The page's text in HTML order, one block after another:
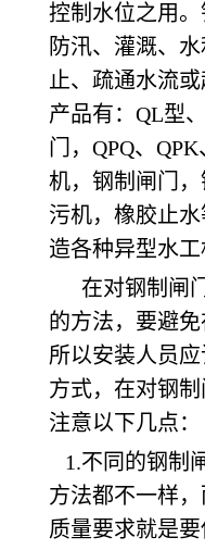
控制水位之用。
防汛、灌溉、
止、疏通水流
产品有：QL型
门，QPQ、
机，钢制闸门
污机，橡胶止
造各种异型水工
在对钢制闸
的方法，要避免
所以安装人员
方式，在对钢
注意以下几点：
1.不同的钢制
方法都不一样
质量要求就是